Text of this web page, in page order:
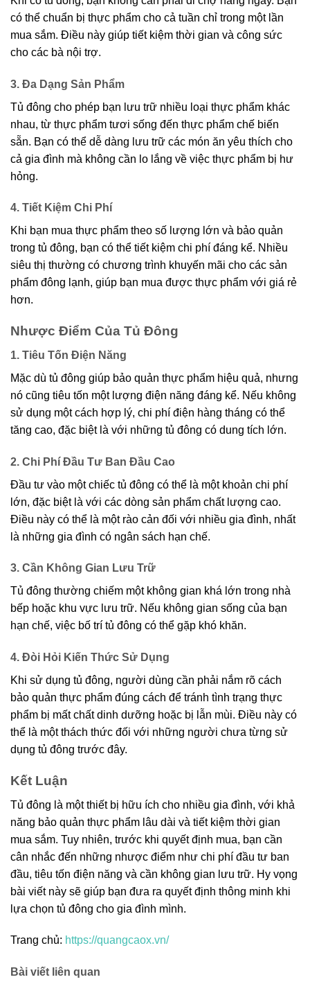
có thể chuẩn bị thực phẩm cho cả tuần chỉ trong một lần
mua sắm. Điều này giúp tiết kiệm thời gian và công sức
cho các bà nội trợ.
3. Đa Dạng Sản Phẩm
Tủ đông cho phép bạn lưu trữ nhiều loại thực phẩm khác
nhau, từ thực phẩm tươi sống đến thực phẩm chế biến
sẵn. Bạn có thể dễ dàng lưu trữ các món ăn yêu thích cho
cả gia đình mà không cần lo lắng về việc thực phẩm bị hư
hỏng.
4. Tiết Kiệm Chi Phí
Khi bạn mua thực phẩm theo số lượng lớn và bảo quản
trong tủ đông, bạn có thể tiết kiệm chi phí đáng kể. Nhiều
siêu thị thường có chương trình khuyến mãi cho các sản
phẩm đông lạnh, giúp bạn mua được thực phẩm với giá rẻ
hơn.
Nhược Điểm Của Tủ Đông
1. Tiêu Tốn Điện Năng
Mặc dù tủ đông giúp bảo quản thực phẩm hiệu quả, nhưng
nó cũng tiêu tốn một lượng điện năng đáng kể. Nếu không
sử dụng một cách hợp lý, chi phí điện hàng tháng có thể
tăng cao, đặc biệt là với những tủ đông có dung tích lớn.
2. Chi Phí Đầu Tư Ban Đầu Cao
Đầu tư vào một chiếc tủ đông có thể là một khoản chi phí
lớn, đặc biệt là với các dòng sản phẩm chất lượng cao.
Điều này có thể là một rào cản đối với nhiều gia đình, nhất
là những gia đình có ngân sách hạn chế.
3. Cần Không Gian Lưu Trữ
Tủ đông thường chiếm một không gian khá lớn trong nhà
bếp hoặc khu vực lưu trữ. Nếu không gian sống của bạn
hạn chế, việc bố trí tủ đông có thể gặp khó khăn.
4. Đòi Hỏi Kiến Thức Sử Dụng
Khi sử dụng tủ đông, người dùng cần phải nắm rõ cách
bảo quản thực phẩm đúng cách để tránh tình trạng thực
phẩm bị mất chất dinh dưỡng hoặc bị lẫn mùi. Điều này có
thể là một thách thức đối với những người chưa từng sử
dụng tủ đông trước đây.
Kết Luận
Tủ đông là một thiết bị hữu ích cho nhiều gia đình, với khả
năng bảo quản thực phẩm lâu dài và tiết kiệm thời gian
mua sắm. Tuy nhiên, trước khi quyết định mua, bạn cần
cân nhắc đến những nhược điểm như chi phí đầu tư ban
đầu, tiêu tốn điện năng và cần không gian lưu trữ. Hy vọng
bài viết này sẽ giúp bạn đưa ra quyết định thông minh khi
lựa chọn tủ đông cho gia đình mình.
Trang chủ: https://quangcaox.vn/
Bài viết liên quan